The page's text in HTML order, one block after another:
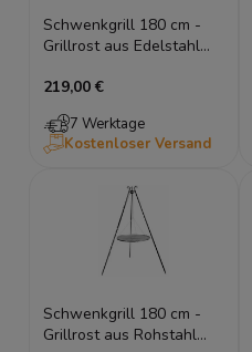
Schwenkgrill 180 cm -
Grillrost aus Edelstahl
219,00 €
7 Werktage
Kostenloser Versand
Schwenkgrill 180 cm -
Grillrost aus Rohstahl